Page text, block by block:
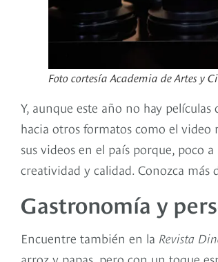
Foto cortesía Academia de Artes y
Y, aunque este año no hay
hacia otros formatos como el video
sus videos en el país porque, poco
creatividad y calidad. Conozca más
Gastronomía y
Encuentre también en la Revista
arroz y papas, pero con un toque